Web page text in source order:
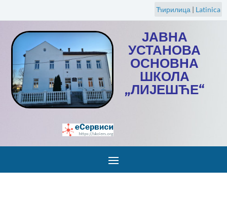
Ћирилица | Latinica
ЈАВНА
УСТАНОВА
ОСНОВНА
ШКОЛА
„ЛИЈЕШЋЕ“